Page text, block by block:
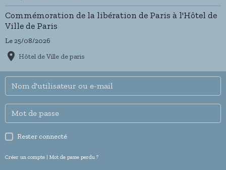
Commémoration de la libération de Paris à l'Hôtel de
Ville de Paris
Le 25/08/2026
Hôtel de Ville de paris
Rester connecté
Créer un compte | Mot de passe perdu ?